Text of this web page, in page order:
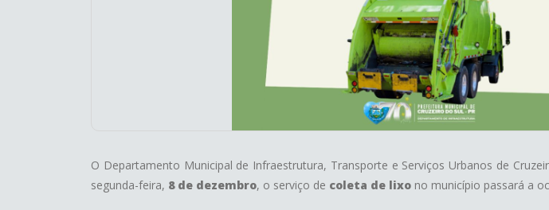
O Departamento Municipal de Infraestrutura, Transporte e Serviços Urbanos de
segunda-feira, 8 de dezembro, o serviço de coleta de lixo no município passará a